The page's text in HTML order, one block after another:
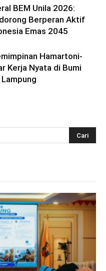
BEM Unila 2026:
Berperan Aktif
Emas 2045
Hamartoni-
Kerja Nyata di Bumi